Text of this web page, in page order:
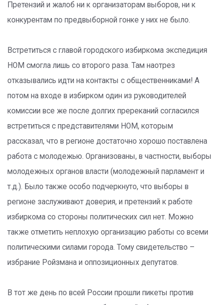
Претензий и жалоб ни к организаторам выборов, ни к
конкурентам по предвыборной гонке у них не было.
Встретиться с главой городского избиркома экспедиция
НОМ смогла лишь со второго раза. Там наотрез
отказывались идти на контакты с общественниками! А
потом на входе в избирком один из руководителей
комиссии все же после долгих пререканий согласился
встретиться с представителями НОМ, которым
рассказал, что в регионе достаточно хорошо поставлена
работа с молодежью. Организованы, в частности, выборы
молодежных органов власти (молодежный парламент и
т.д.). Было также особо подчеркнуто, что выборы в
регионе заслуживают доверия, и претензий к работе
избиркома со стороны политических сил нет. Можно
также отметить неплохую организацию работы со всеми
политическими силами города. Тому свидетельство –
избрание Ройзмана и оппозиционных депутатов.
В тот же день по всей России прошли пикеты против